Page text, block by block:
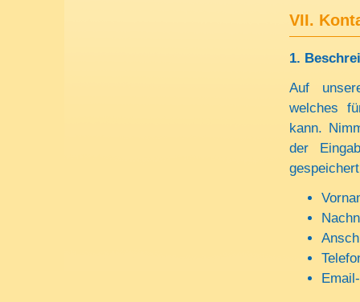
VII.
1.
Auf
welches
kann.
der